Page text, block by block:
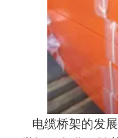
电缆桥架的发展